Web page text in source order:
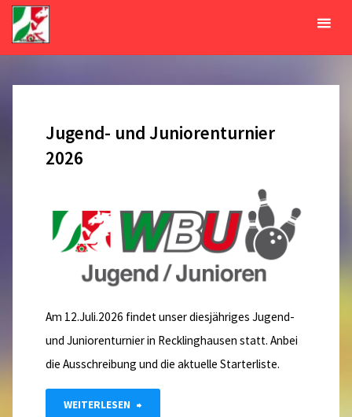
Zum
Inhalt
springenTag:
Jugend- und Juniorenturnier
2026
Am 12.Juli.2026 findet unser diesjähriges Jugend-
und Juniorenturnier in Recklinghausen statt. Anbei
die Ausschreibung und die aktuelle Starterliste.
WEITERLESEN "Jugend-